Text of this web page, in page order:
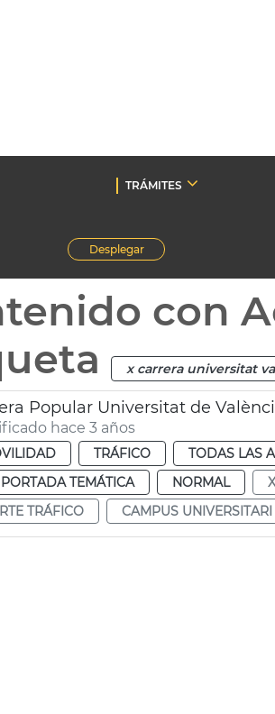
TRÁMITES
Desplegar
con
x carrera universitat
Popular Universitat de
hace 3 años
TRÁFICO TODAS LAS
TEMÁTICA
NORMAL
TRÁFICO
CAMPUS UNIVERSITARI